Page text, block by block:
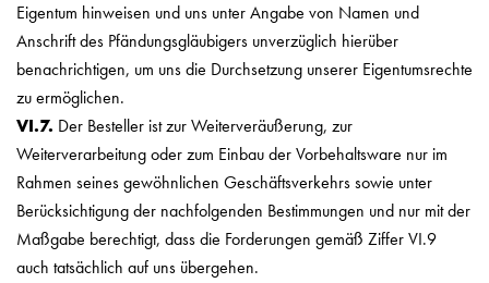
Eigentum hinweisen und uns unter Angabe von Namen und
Anschrift des Pfändungsgläubigers unverzüglich hierüber
benachrichtigen, um uns die Durchsetzung unserer Eigentumsrechte
zu ermöglichen.
VI.7. Der Besteller ist zur Weiterveräußerung, zur
Weiterverarbeitung oder zum Einbau der Vorbehaltsware nur im
Rahmen seines gewöhnlichen Geschäftsverkehrs sowie unter
Berücksichtigung der nachfolgenden Bestimmungen und nur mit der
Maßgabe berechtigt, dass die Forderungen gemäß Ziffer VI.9
auch tatsächlich auf uns übergehen.